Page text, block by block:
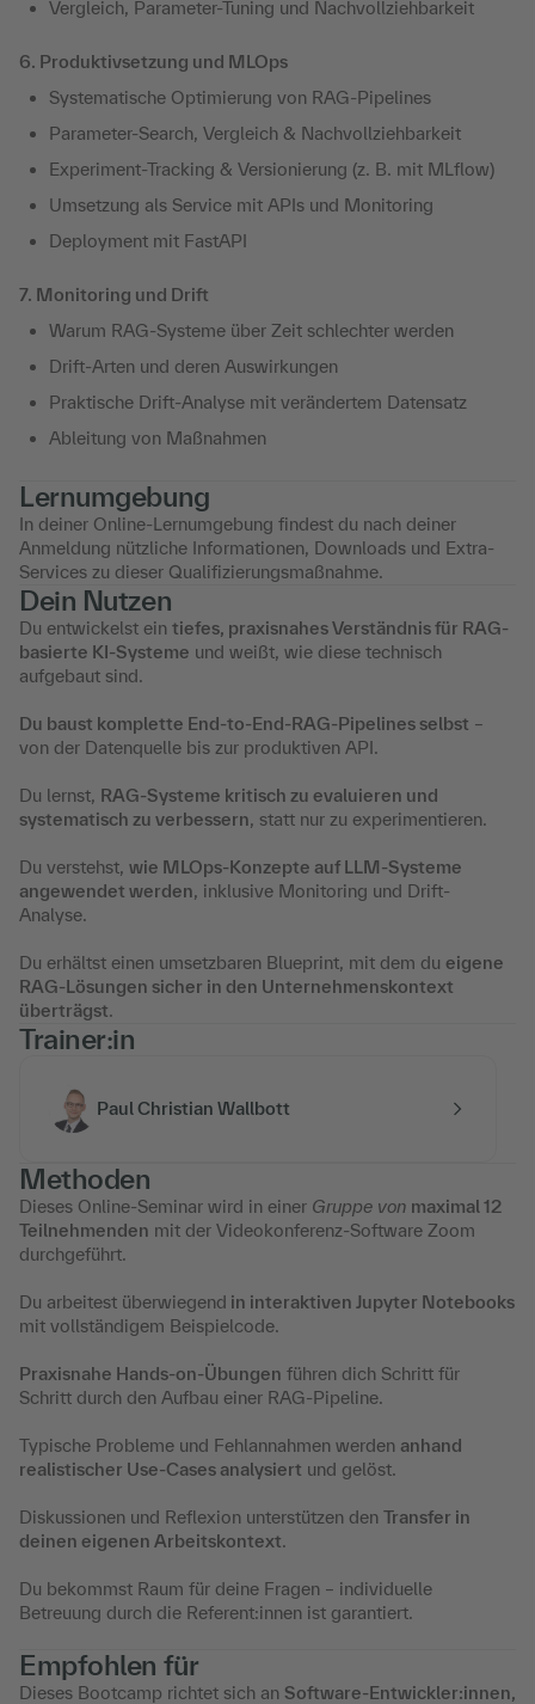
Vergleich, Parameter-Tuning und Nachvollziehbarkeit
6. Produktivsetzung und MLOps
Systematische Optimierung von RAG-Pipelines
Parameter-Search, Vergleich & Nachvollziehbarkeit
Experiment-Tracking & Versionierung (z. B. mit MLflow)
Umsetzung als Service mit APIs und Monitoring
Deployment mit FastAPI
7. Monitoring und Drift
Warum RAG-Systeme über Zeit schlechter werden
Drift-Arten und deren Auswirkungen
Praktische Drift-Analyse mit verändertem Datensatz
Ableitung von Maßnahmen
Lernumgebung
In deiner Online-Lernumgebung findest du nach deiner
Anmeldung nützliche Informationen, Downloads und Extra-
Services zu dieser Qualifizierungsmaßnahme.
Dein Nutzen
Du entwickelst ein tiefes, praxisnahes Verständnis für RAG-
basierte KI-Systeme und weißt, wie diese technisch
aufgebaut sind.
Du baust komplette End-to-End-RAG-Pipelines selbst –
von der Datenquelle bis zur produktiven API.
Du lernst, RAG-Systeme kritisch zu evaluieren und
systematisch zu verbessern, statt nur zu experimentieren.
Du verstehst, wie MLOps-Konzepte auf LLM-Systeme
angewendet werden, inklusive Monitoring und Drift-
Analyse.
Du erhältst einen umsetzbaren Blueprint, mit dem du eigene
RAG-Lösungen sicher in den Unternehmenskontext
überträgst.
Trainer:in
Paul Christian Wallbott
Methoden
Dieses Online-Seminar wird in einer Gruppe von maximal 12
Teilnehmenden mit der Videokonferenz-Software Zoom
durchgeführt.
Du arbeitest überwiegend in interaktiven Jupyter Notebooks
mit vollständigem Beispielcode.
Praxisnahe Hands-on-Übungen führen dich Schritt für
Schritt durch den Aufbau einer RAG-Pipeline.
Typische Probleme und Fehlannahmen werden anhand
realistischer Use-Cases analysiert und gelöst.
Diskussionen und Reflexion unterstützen den Transfer in
deinen eigenen Arbeitskontext.
Du bekommst Raum für deine Fragen – individuelle
Betreuung durch die Referent:innen ist garantiert.
Empfohlen für
Dieses Bootcamp richtet sich an Software-Entwickler:innen,